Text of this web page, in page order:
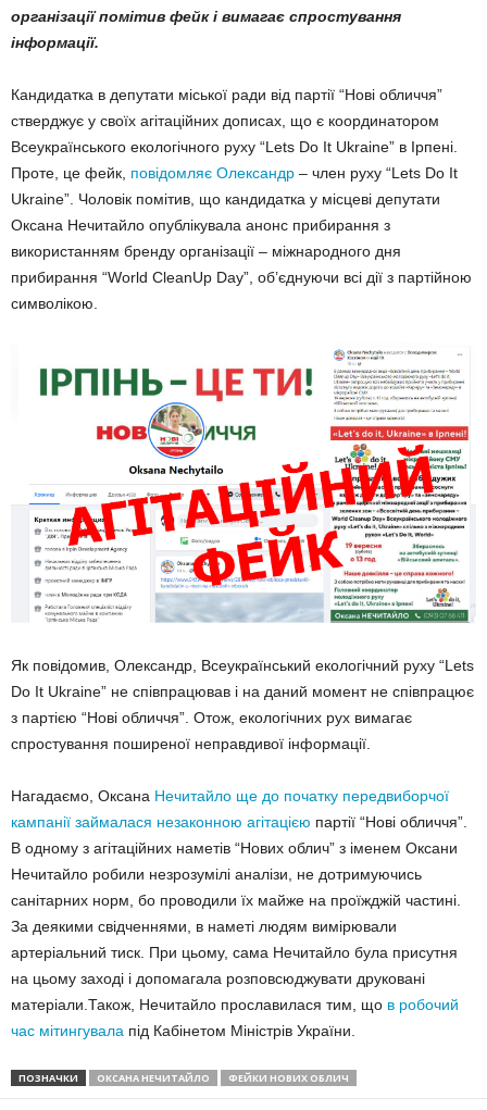
організації помітив фейк і вимагає спростування
інформації.
Кандидатка в депутати міської ради від партії “Нові обличчя”
стверджує у своїх агітаційних дописах, що є координатором
Всеукраїнського екологічного руху “Lets Do It Ukraine” в Ірпені.
Проте, це фейк, повідомляє Олександр – член руху “Lets Do It
Ukraine”. Чоловік помітив, що кандидатка у місцеві депутати
Оксана Нечитайло опублікувала анонс прибирання з
використанням бренду організації – міжнародного дня
прибирання “World CleanUp Day”, об’єднуючи всі дії з партійною
символікою.
Як повідомив, Олександр, Всеукраїнський екологічний руху “Lets
Do It Ukraine” не співпрацював і на даний момент не співпрацює
з партією “Нові обличчя”. Отож, екологічних рух вимагає
спростування поширеної неправдивої інформації.
Нагадаємо, Оксана Нечитайло ще до початку передвиборчої
кампанії займалася незаконною агітацією партії “Нові обличчя”.
В одному з агітаційних наметів “Нових облич” з іменем Оксани
Нечитайло робили незрозумілі аналізи, не дотримуючись
санітарних норм, бо проводили їх майже на проїжджій частині.
За деякими свідченнями, в наметі людям вимірювали
артеріальний тиск. При цьому, сама Нечитайло була присутня
на цьому заході і допомагала розповсюджувати друковані
матеріали.Також, Нечитайло прославилася тим, що в робочий
час мітингувала під Кабінетом Міністрів України.
ПОЗНАЧКИ ОКСАНА НЕЧИТАЙЛО ФЕЙКИ НОВИХ ОБЛИЧ